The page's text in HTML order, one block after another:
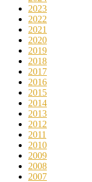
2023
2022
2021
2020
2019
2018
2017
2016
2015
2014
2013
2012
2011
2010
2009
2008
2007